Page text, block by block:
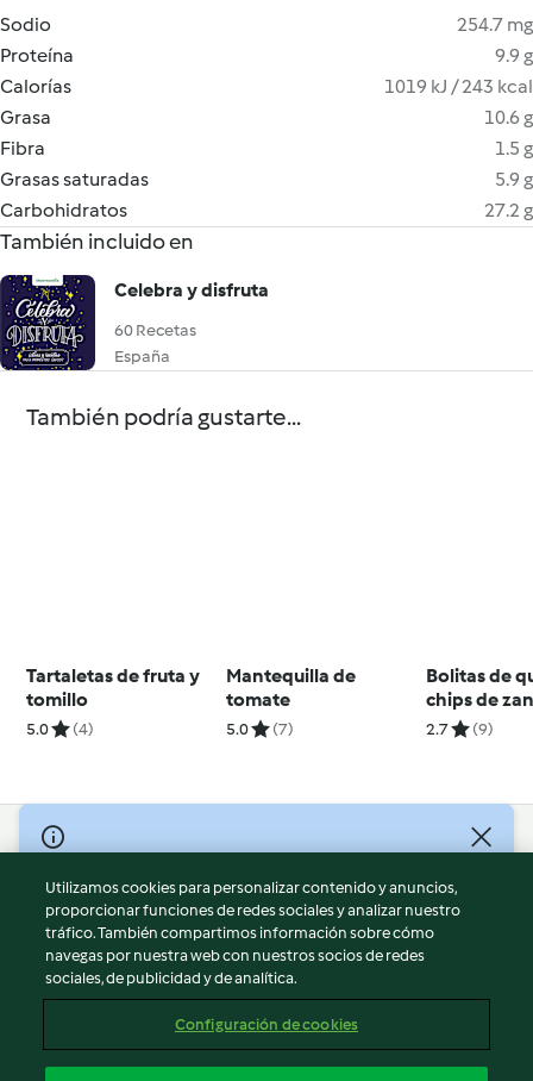
Sodio
254.7 mg
Proteína
9.9 g
Calorías
1019 kJ / 243 kcal
Grasa
10.6 g
Fibra
1.5 g
Grasas saturadas
5.9 g
Carbohidratos
27.2 g
También incluido en
Celebra y disfruta
60 Recetas
España
También podría gustarte...
Tartaletas de fruta y
tomillo
5.0 (4)
Mantequilla de
tomate
5.0 (7)
Bolitas de
chips de
2.7 (9)
© Copyright 2026
Términos de uso
Política de privacidad
Aviso legal
Información legal
Reportar contenido
Utilizamos cookies para personalizar contenido y anuncios,
proporcionar funciones de redes sociales y analizar nuestro
tráfico. También compartimos información sobre cómo
navegas por nuestra web con nuestros socios de redes
sociales, de publicidad y de analítica.
Configuración de cookies